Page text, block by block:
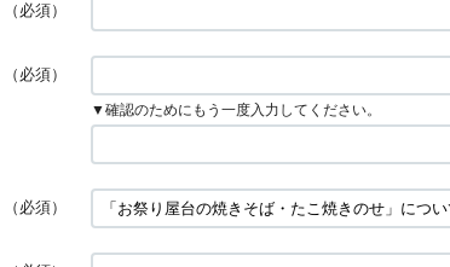
（必須）
（必須）
▼確認のためにもう一度入力してください。
（必須）